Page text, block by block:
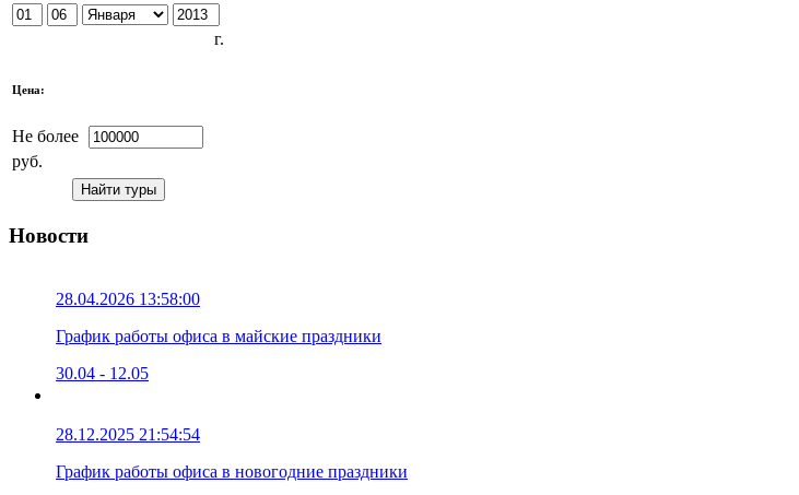
г.
Цена:
Не более
руб.
Новости
28.04.2026 13:58:00
График работы офиса в майские праздники
30.04 - 12.05
28.12.2025 21:54:54
График работы офиса в новогодние праздники